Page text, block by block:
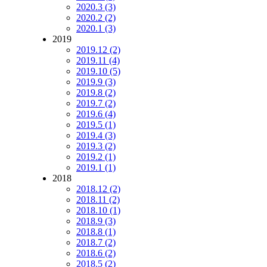
2020.3 (3)
2020.2 (2)
2020.1 (3)
2019
2019.12 (2)
2019.11 (4)
2019.10 (5)
2019.9 (3)
2019.8 (2)
2019.7 (2)
2019.6 (4)
2019.5 (1)
2019.4 (3)
2019.3 (2)
2019.2 (1)
2019.1 (1)
2018
2018.12 (2)
2018.11 (2)
2018.10 (1)
2018.9 (3)
2018.8 (1)
2018.7 (2)
2018.6 (2)
2018.5 (2)